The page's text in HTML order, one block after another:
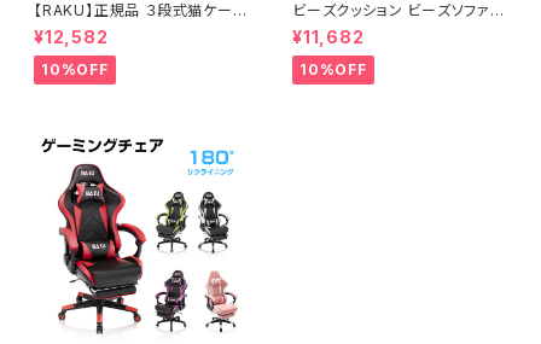
【RAKU】正規品 ３段式猫ケージ
ネコハウス 大型 キャットハウス
多段ゲージ ペットサークル キャ
ットゲージ 猫ハウス 1段 2段 3
段組み替え自由 ワイド扉 組立
m ブラック グリーン ペット用品
猫用品 大型 送料無料
¥12,582
10%OFF
ビーズクッション ビーズソファー
長方形型 特大サイズ 体にフィッ
トするソファ 洗えるソファカバー
付き 極小ビーズ もちもち 寝れ
るビーズクッション 人をダメに
¥11,682
10%OFF